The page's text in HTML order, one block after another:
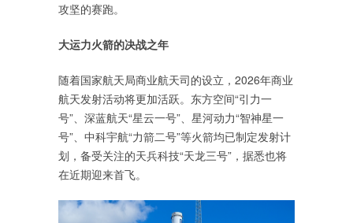
攻坚的赛跑。
大运力火箭的决战之年
随着国家航天局商业航天司的设立，2026年商业
航天发射活动将更加活跃。东方空间“引力一
号”、深蓝航天“星云一号”、星河动力“智神星一
号”、中科宇航“力箭二号”等火箭均已制定发射计
划，备受关注的天兵科技“天龙三号”，据悉也将
在近期迎来首飞。